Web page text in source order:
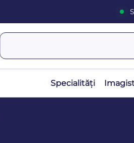
Specialități